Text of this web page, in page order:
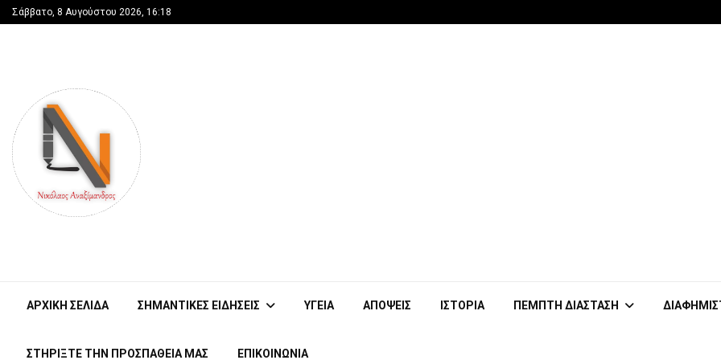
Σάββατο, 8 Αυγούστου 2026, 16:18
ΑΡΧΙΚΗ ΣΕΛΙΔΑ ΣΗΜΑΝΤΙΚΕΣ ΕΙΔΗΣΕΙΣ ΥΓΕΙΑ ΑΠΟΨΕΙΣ ΙΣΤΟΡΙΑ ΠΕΜΠΤΗ ΔΙΑΣΤΑΣΗ
ΣΤΗΡΊΞΤΕ ΤΗΝ ΠΡΟΣΠΆΘΕΙΑ ΜΑΣ ΕΠΙΚΟΙΝΩΝΙΑ